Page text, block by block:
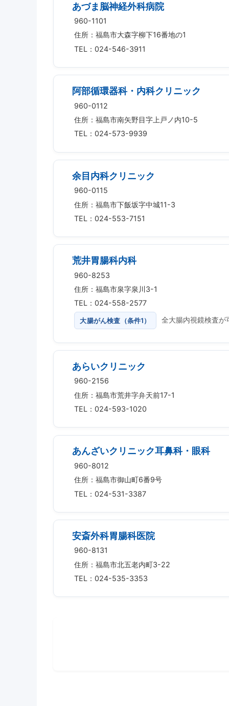
あづま脳神経外科病院
960-1101
住所：福島市大森字柳下16番地の1
TEL：024-546-3911
阿部循環器科・内科クリニック
960-0112
住所：福島市南矢野目字上戸ノ内10-5
TEL：024-573-9939
余目内科クリニック
960-0115
住所：福島市下飯坂字中城11-3
TEL：024-553-7151
荒井胃腸科内科
960-8253
住所：福島市泉字泉川3-1
TEL：024-558-2577
大腸がん検査（条件1） 全大腸内視鏡検査
あらいクリニック
960-2156
住所：福島市荒井字弁天前17-1
TEL：024-593-1020
あんざいクリニック耳鼻科・眼科
960-8012
住所：福島市御山町6番9号
TEL：024-531-3387
安斎外科胃腸科医院
960-8131
住所：福島市北五老内町3-22
TEL：024-535-3353